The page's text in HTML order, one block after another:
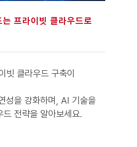
프라이빗 클라우드로
빗 클라우드 구축이
성을 강화하며, AI 기술을
드 전략을 알아보세요.